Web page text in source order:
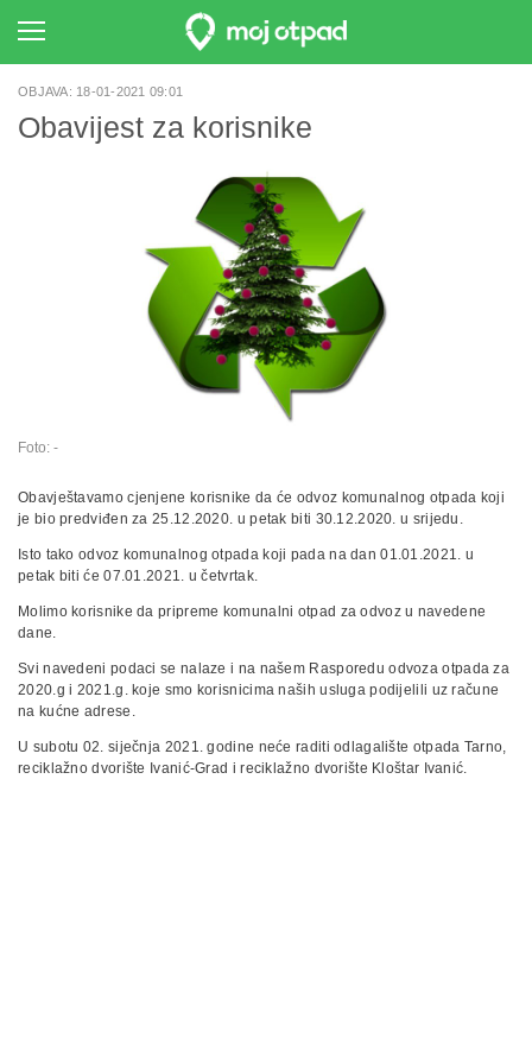
OBJAVA: 18-01-2021 09:01
Obavijest za korisnike
Foto: -
Obavještavamo cjenjene korisnike da će odvoz komunalnog otpada koji
je bio predviđen za 25.12.2020. u petak biti 30.12.2020. u srijedu.
Isto tako odvoz komunalnog otpada koji pada na dan 01.01.2021. u
petak biti će 07.01.2021. u četvrtak.
Molimo korisnike da pripreme komunalni otpad za odvoz u navedene
dane.
Svi navedeni podaci se nalaze i na našem Rasporedu odvoza otpada za
2020.g i 2021.g. koje smo korisnicima naših usluga podijelili uz račune
na kućne adrese.
U subotu 02. siječnja 2021. godine neće raditi odlagalište otpada Tarno,
reciklažno dvorište Ivanić-Grad i reciklažno dvorište Kloštar Ivanić.